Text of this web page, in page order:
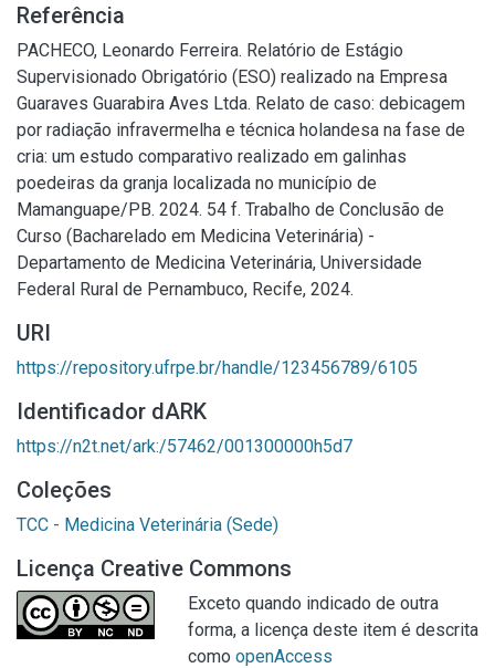
Referência
PACHECO, Leonardo Ferreira. Relatório de Estágio
Supervisionado Obrigatório (ESO) realizado na Empresa
Guaraves Guarabira Aves Ltda. Relato de caso: debicagem
por radiação infravermelha e técnica holandesa na fase de
cria: um estudo comparativo realizado em galinhas
poedeiras da granja localizada no município de
Mamanguape/PB. 2024. 54 f. Trabalho de Conclusão de
Curso (Bacharelado em Medicina Veterinária) -
Departamento de Medicina Veterinária, Universidade
Federal Rural de Pernambuco, Recife, 2024.
URI
https://repository.ufrpe.br/handle/123456789/6105
Identificador dARK
https://n2t.net/ark:/57462/001300000h5d7
Coleções
TCC - Medicina Veterinária (Sede)
Licença Creative Commons
Exceto quando indicado de outra
forma, a licença deste item é descrita
como openAccess